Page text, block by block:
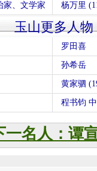
家、文学家 杨万里
玉山更多人物
罗田喜
孙希岳
黄家驷
程书钧
一名人：谭